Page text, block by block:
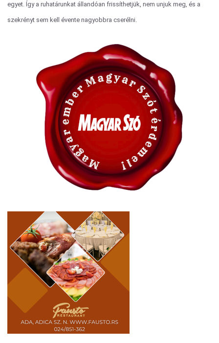
egyet. Így a ruhatárunkat állandóan frissíthetjük, nem unjuk meg, és a
szekrényt sem kell évente nagyobbra cserélni.